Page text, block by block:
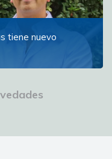
tiene nuevo
de profesionales